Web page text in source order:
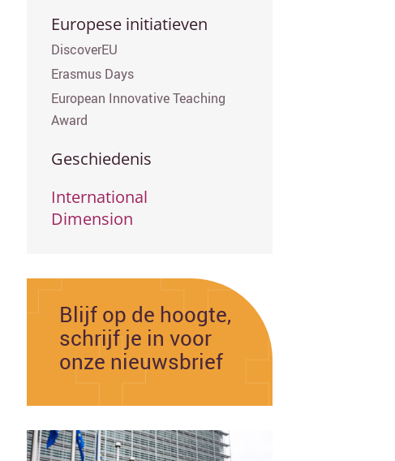
Europese initiatieven
DiscoverEU
Erasmus Days
European Innovative Teaching
Award
Geschiedenis
International
Dimension
Blijf op de hoogte,
schrijf je in voor
onze nieuwsbrief